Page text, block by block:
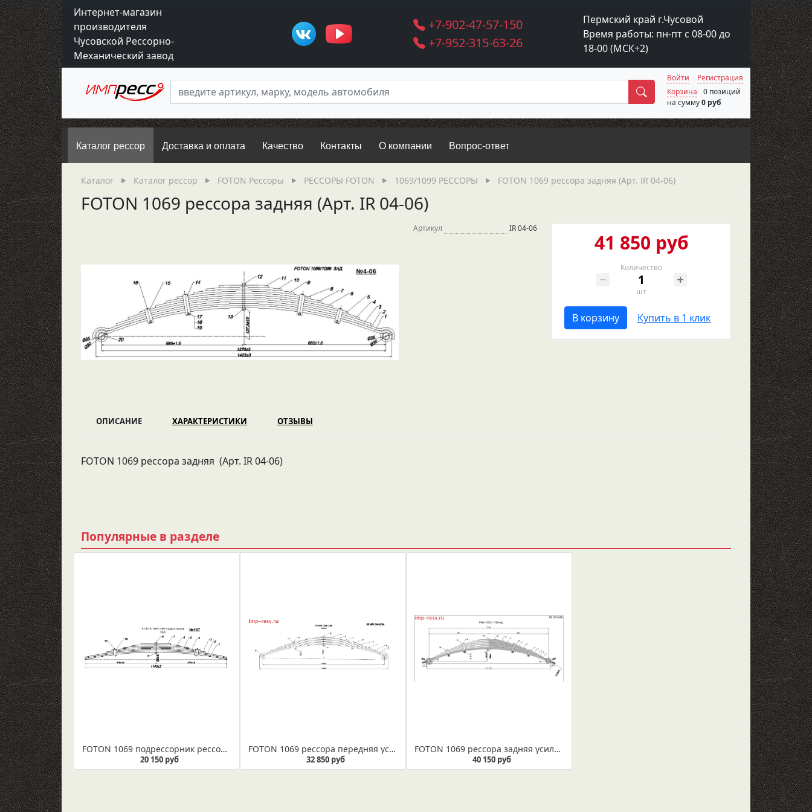
Интернет-магазин
производителя
Чусовской Рессорно-
Механический завод
+7-902-47-57-150
+7-952-315-63-26
Пермский край г.Чусовой
Время работы: пн-пт с 08-00 до
18-00 (МСК+2)
Поиск
Войти
Регистрация
Корзина
0 позиций
на сумму0 руб
Каталог рессор Доставка и оплата Качество Контакты О компании Вопрос-ответ
Каталог Каталог рессор FOTON Рессоры РЕССОРЫ FOTON 1069/1099 РЕССОРЫ FOTON 1069 рессора задняя (Арт. IR 04-06)
FOTON 1069 рессора задняя (Арт. IR 04-06)
Артикул IR 04-06
41 850 руб
Количество
шт
В корзину Купить в 1 клик
ОПИСАНИЕ ХАРАКТЕРИСТИКИ ОТЗЫВЫ
FOTON 1069 рессора задняя (Арт. IR 04-06)
Популярные в разделе
FOTON 1069 подрессорник рессоры задней (Арт. IR 04-07)
20 150 руб
FOTON 1069 рессора передняя усиленная в сборе (Арт. IR 04-03в)
32 850 руб
FOTON 1069 рессора задняя усиленная в сборе (Арт. IR 04-04в)
40 150 руб